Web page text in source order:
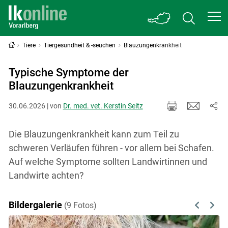
Tiere Tiergesundheit & -seuchen Blauzungenkrankheit
Typische Symptome der
Blauzungenkrankheit
30.06.2026 | von Dr. med. vet. Kerstin Seitz
Die Blauzungenkrankheit kann zum Teil zu
schweren Verläufen führen - vor allem bei Schafen.
Auf welche Symptome sollten Landwirtinnen und
Landwirte achten?
Bildergalerie (9 Fotos) Previous
Next